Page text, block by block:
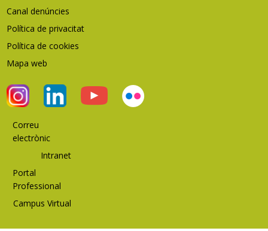
Canal denúncies
Política de privacitat
Política de cookies
Mapa web
Correu
electrònic
Intranet
Portal
Professional
Campus Virtual